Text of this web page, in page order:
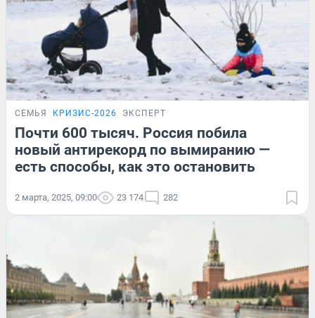
СЕМЬЯ КРИЗИС-2026 ЭКСПЕРТ
Почти 600 тысяч. Россия побила
новый антирекорд по вымиранию —
есть способы, как это остановить
2 марта, 2025, 09:00 23 174 282